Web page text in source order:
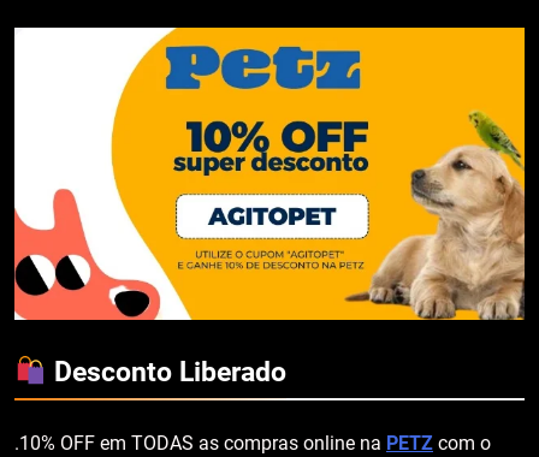
Desconto Liberado
.10% OFF em TODAS as compras online na PETZ com o